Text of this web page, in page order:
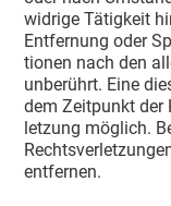
widrige Tätigkeit
Entfernung oder
tionen nach den
unberührt. Eine
dem Zeitpunkt der
letzung möglich.
entfernen.